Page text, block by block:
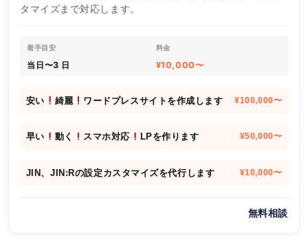
タマイズまで対応します。
着手目安
当日〜3 日
料金
¥10,000〜
安い 綺麗 ワードプレスサイトを作成します ¥100,000〜
早い 動く スマホ対応 LPを作ります ¥50,000〜
JIN、JIN:Rの設定カスタマイズを代行します ¥10,000〜
無料相談